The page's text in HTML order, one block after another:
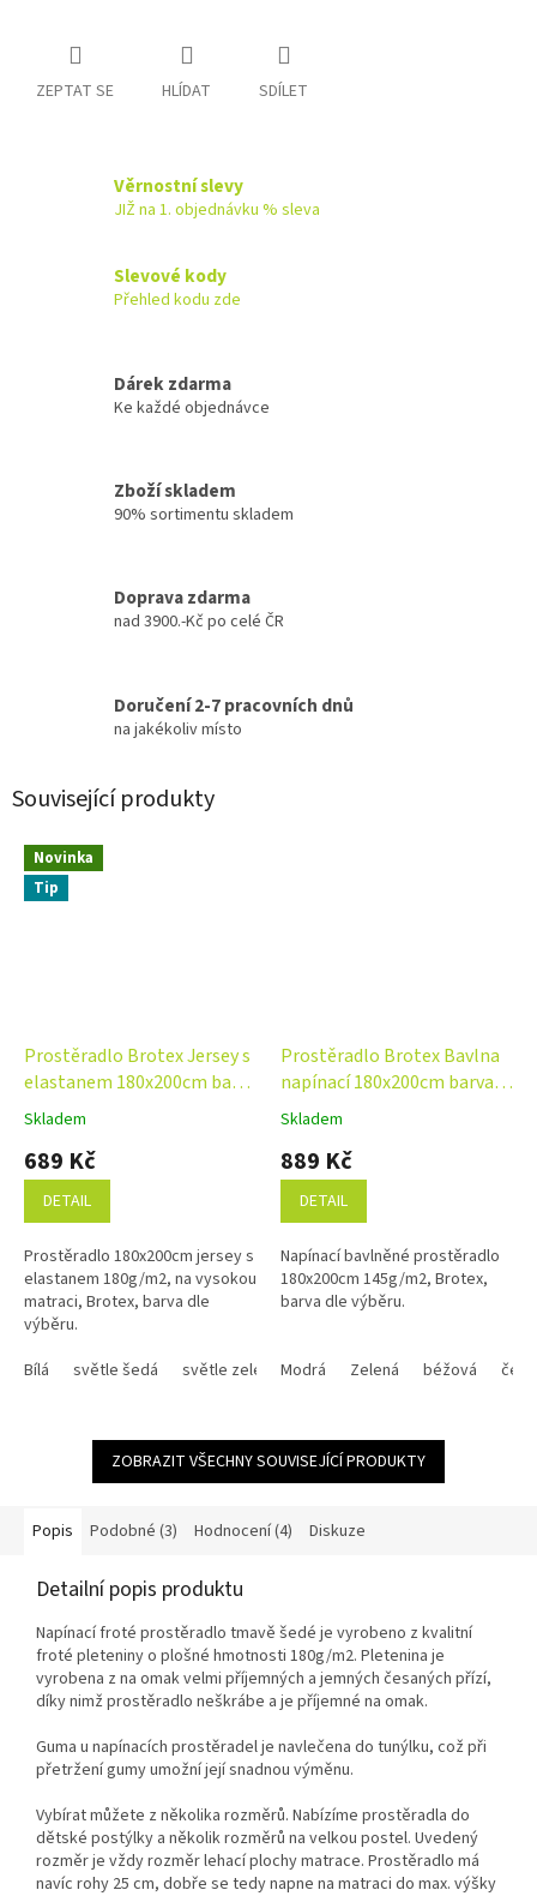
ZEPTAT SE HLÍDAT SDÍLET
Věrnostní slevy
JIŽ na 1. objednávku % sleva
Slevové kody
Přehled kodu zde
Dárek zdarma
Ke každé objednávce
Zboží skladem
90% sortimentu skladem
Doprava zdarma
nad 3900.-Kč po celé ČR
Doručení 2-7 pracovních dnů
na jakékoliv místo
Související produkty
Novinka
Tip
Prostěradlo Brotex Jersey s
elastanem 180x200cm barva
dle výběru NA VYSOKOU
Průměrné
hodnocení
produktu
4,6
5
hvězdiček.
Skladem
689 Kč
DETAIL
Prostěradlo 180x200cm jersey s
elastanem 180g/m2, na vysokou
matraci, Brotex, barva dle
výběru.
Bílá
světle šedá světle zelená smetanová oříšková
Prostěradlo Brotex Bavlna
napínací 180x200cm barva
dle výběru
Průměrné
hodnocení
produktu
4,8
5
hvězdiček.
Skladem
889 Kč
DETAIL
Napínací bavlněné prostěradlo
180x200cm 145g/m2, Brotex,
barva dle výběru.
Modrá Zelená béžová
ZOBRAZIT VŠECHNY SOUVISEJÍCÍ PRODUKTY
Popis Podobné (3) Hodnocení (4) Diskuze
Detailní popis produktu
Napínací froté prostěradlo tmavě šedé je vyrobeno z kvalitní
froté pleteniny o plošné hmotnosti 180g/m2. Pletenina je
vyrobena z na omak velmi příjemných a jemných česaných přízí,
díky nimž prostěradlo neškrábe a je příjemné na omak.
Guma u napínacích prostěradel je navlečena do tunýlku, což při
přetržení gumy umožní její snadnou výměnu.
Vybírat můžete z několika rozměrů. Nabízíme prostěradla do
dětské postýlky a několik rozměrů na velkou postel. Uvedený
rozměr je vždy rozměr lehací plochy matrace. Prostěradlo má
navíc rohy 25 cm, dobře se tedy napne na matraci do max. výšky